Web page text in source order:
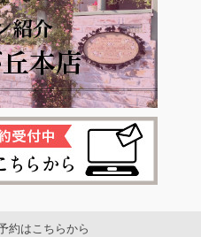
約はこちらから